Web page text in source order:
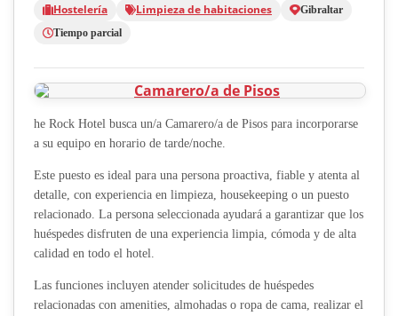
Hostelería Limpieza de habitaciones
Gibraltar
Tiempo parcial
he Rock Hotel busca un/a Camarero/a de Pisos para incorporarse
a su equipo en horario de tarde/noche.
Este puesto es ideal para una persona proactiva, fiable y atenta al
detalle, con experiencia en limpieza, housekeeping o un puesto
relacionado. La persona seleccionada ayudará a garantizar que los
huéspedes disfruten de una experiencia limpia, cómoda y de alta
calidad en todo el hotel.
Las funciones incluyen atender solicitudes de huéspedes
relacionadas con amenities, almohadas o ropa de cama, realizar el